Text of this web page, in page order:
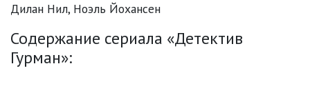
Дилан Нил, Ноэль Йохансен
Содержание сериала «Детектив
Гурман»: